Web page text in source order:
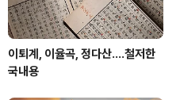
이퇴계, 이율곡, 정다산....철저한
국내용